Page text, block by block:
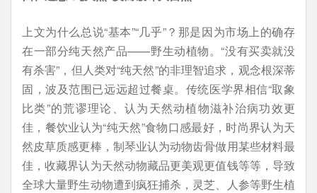
上文为什么总说“基本”“几乎”？那是因为市场上的确存
在一部分纯天然产品——野生动植物。“没有买卖就没
有杀害”，但人类对“纯天然”的非理智追求，观念根深蒂
固，波及范围已远远超过餐桌。传统医学界相信“取象
比类”的荒谬理论、认为天然动植物滋补治病功效更
佳，餐饮业认为“纯天然”食物口感最好，时尚界认为天
然皮草质感更棒，制琴业认为动物齿骨做用某些材料最
佳，收藏界认为天然动物藏品更美观更值钱等等，导致
全球大量野生动物遭到疯狂捕杀，灵芝、人参等野生植